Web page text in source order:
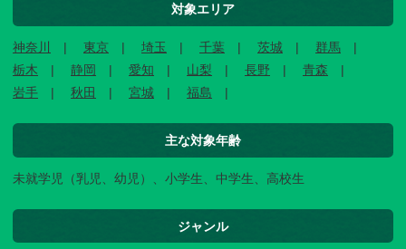
対象エリア
神奈川 東京 埼玉 千葉 茨城
群馬
栃木
静岡 愛知 山梨 長野
青森
岩手
秋田 宮城 福島
主な対象年齢
未就学児（乳児、幼児）、小学生、中学生、高校生
ジャンル